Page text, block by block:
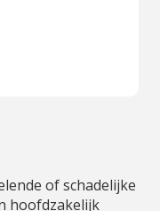
of schadelijke
hoofdzakelijk